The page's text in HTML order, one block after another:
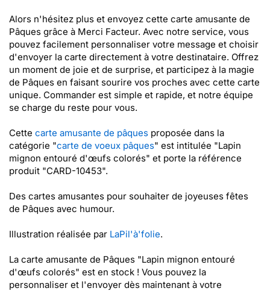
Alors n'hésitez plus et envoyez cette carte amusante de
Pâques grâce à Merci Facteur. Avec notre service, vous
pouvez facilement personnaliser votre message et choisir
d'envoyer la carte directement à votre destinataire. Offrez
un moment de joie et de surprise, et participez à la magie
de Pâques en faisant sourire vos proches avec cette carte
unique. Commander est simple et rapide, et notre équipe
se charge du reste pour vous.
Cette carte amusante de pâques proposée dans la
catégorie "carte de voeux pâques" est intitulée "Lapin
mignon entouré d'œufs colorés" et porte la référence
produit "CARD-10453".
Des cartes amusantes pour souhaiter de joyeuses fêtes
de Pâques avec humour.
Illustration réalisée par LaPil'à'folie.
La carte amusante de Pâques "Lapin mignon entouré
d'œufs colorés" est en stock ! Vous pouvez la
personnaliser et l'envoyer dès maintenant à votre